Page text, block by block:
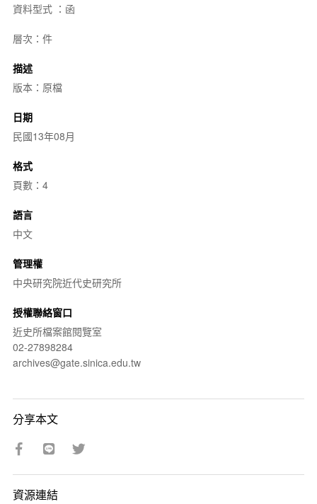
資料型式 ：函
層次：件
描述
版本：原檔
日期
民國13年08月
格式
頁數：4
語言
中文
管理權
中央研究院近代史研究所
授權聯絡窗口
近史所檔案館閱覽室
02-27898284
archives@gate.sinica.edu.tw
分享本文
資源連結